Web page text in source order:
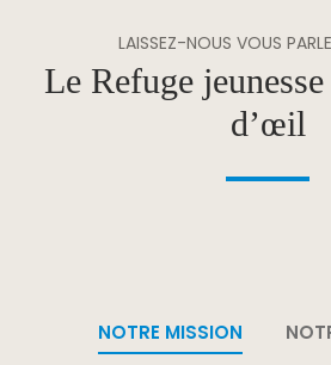
LAISSEZ-NOUS VOUS
Le Refuge
d’œil
NOTRE MISSION